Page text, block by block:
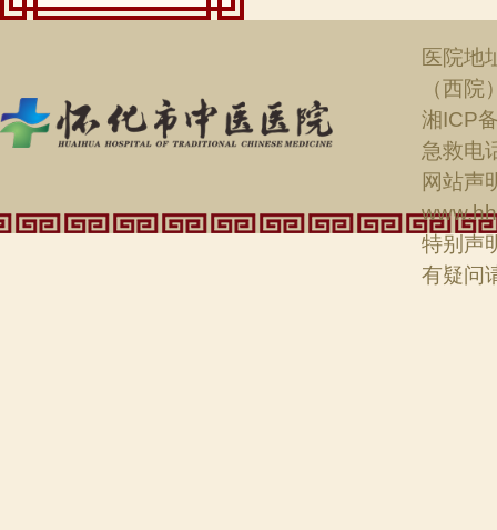
医院地
（西院
湘ICP
急救电
网站声
特别声
有疑问